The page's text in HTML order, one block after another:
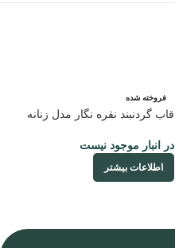
فروخته شده
قاب گردنبند نقره نگار مدل زنانه
در انبار موجود نیست
اطلاعات بیشتر